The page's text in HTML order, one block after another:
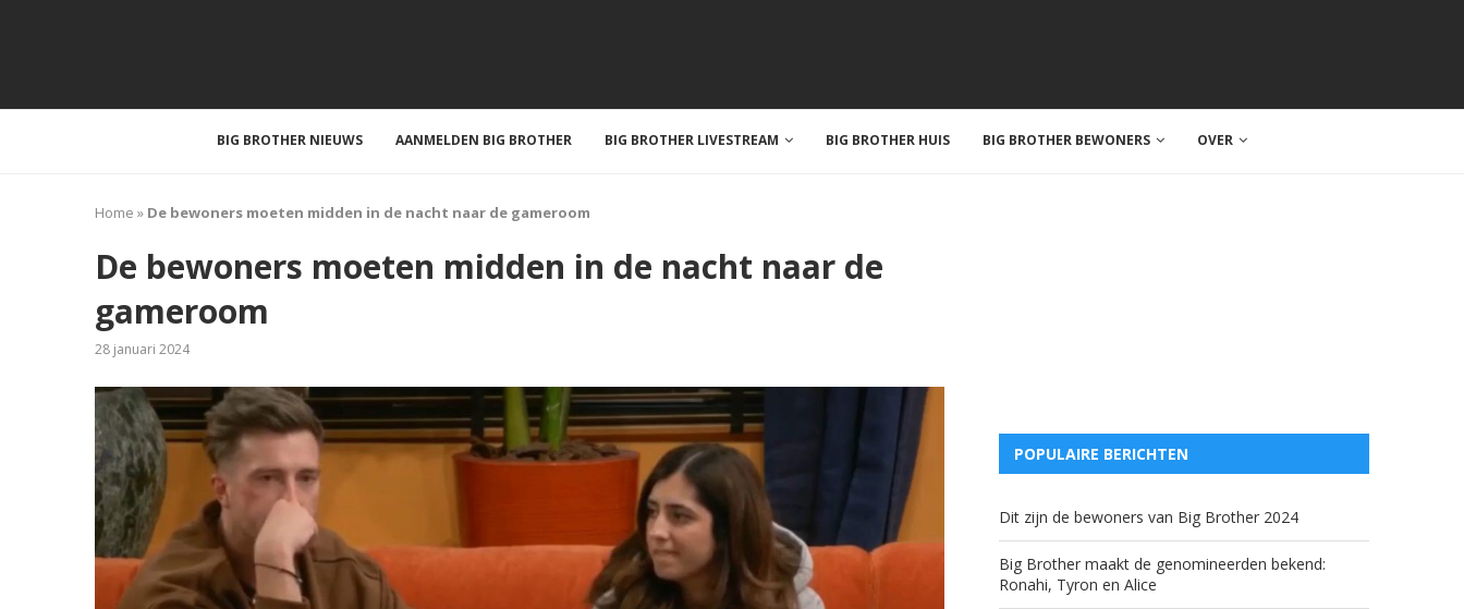
BIG BROTHER NIEUWS AANMELDEN BIG BROTHER BIG BROTHER LIVESTREAM BIG BROTHER HUIS BIG BROTHER BEWONERS OVER
Home » De bewoners moeten midden in de nacht naar de gameroom
De bewoners moeten midden in de nacht naar de
gameroom
28 januari 2024
POPULAIRE BERICHTEN
Dit zijn de bewoners van Big Brother 2024
Big Brother maakt de genomineerden bekend:
Ronahi, Tyron en Alice